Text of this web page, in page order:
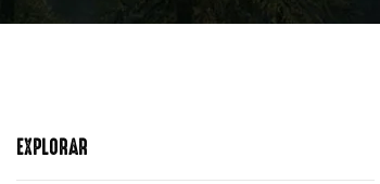
EXPLORAR